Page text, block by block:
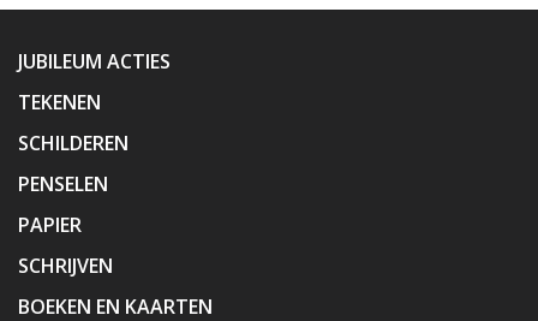
JUBILEUM ACTIES
TEKENEN
SCHILDEREN
PENSELEN
PAPIER
SCHRIJVEN
BOEKEN EN KAARTEN